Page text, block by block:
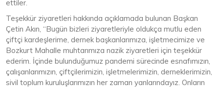
ettiler.
Teşekkür ziyaretleri hakkında açıklamada bulunan Başkan
Çetin Akın, “Bugün bizleri ziyaretleriyle oldukça mutlu eden
çiftçi kardeşlerime, dernek başkanlarımıza, işletmecimize ve
Bozkurt Mahalle muhtarımıza nazik ziyaretleri için teşekkür
ederim. İçinde bulunduğumuz pandemi sürecinde esnafımızın,
çalışanlarımızın, çiftçilerimizin, işletmelerimizin, derneklerimizin,
sivil toplum kuruluşlarımızın her zaman yanlarındayız. Onların